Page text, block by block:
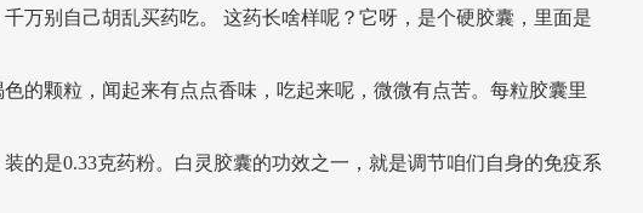
千万别自己胡乱买药吃。 这药长啥样呢？它呀，是个硬胶囊，里面是
色的颗粒，闻起来有点点香味，吃起来呢，微微有点苦。每粒胶囊里
装的是0.33克药粉。白灵胶囊的功效之一，就是调节咱们自身的免疫系